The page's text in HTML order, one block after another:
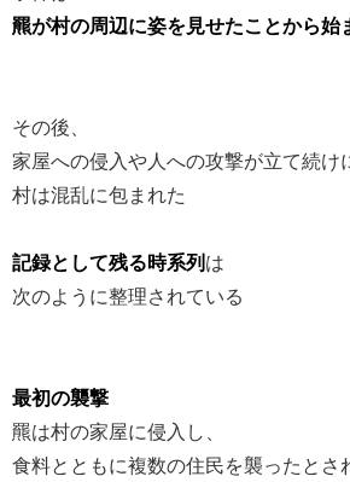
羆が村の周辺に姿を見せたことから始
その後、
家屋への侵入や人への攻撃が立て続け
村は混乱に包まれた
記録として残る時系列 は
次のように整理されている
最初の襲撃
羆は村の家屋に侵入し、
食料とともに複数の住民を襲ったとさ